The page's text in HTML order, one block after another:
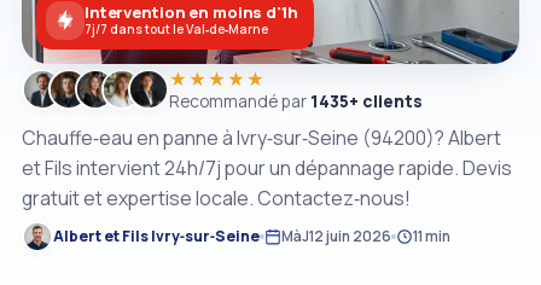
Chauffe‑eau en panne à Ivry‑sur‑Seine (94200)? Albert
et Fils intervient 24h/7j pour un dépannage rapide. Devis
gratuit et expertise locale. Contactez‑nous!
Albert et Fils Ivry‑sur‑Seine MàJ12 juin 2026 11 min
★★★★★
Recommandé par 1435+ clients
Intervention en moins d'1h
7j/7 dans tout le Val‑de‑Marne